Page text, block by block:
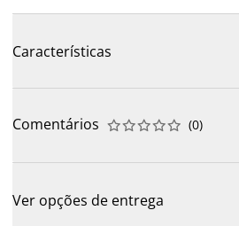
Características
Comentários 




 (0)
Ver opções de entrega